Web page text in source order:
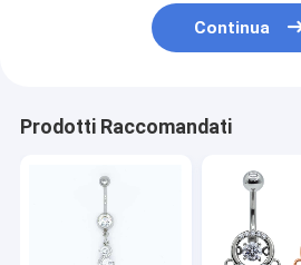
Continua
Prodotti Raccomandati